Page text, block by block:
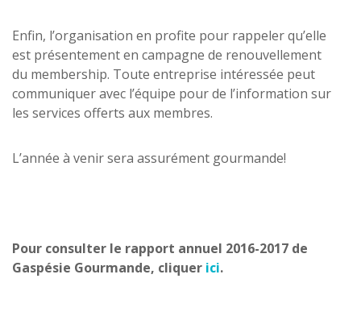
Enfin, l’organisation en profite pour rappeler qu’elle
est présentement en campagne de renouvellement
du membership. Toute entreprise intéressée peut
communiquer avec l’équipe pour de l’information sur
les services offerts aux membres.
L’année à venir sera assurément gourmande!
Pour consulter le rapport annuel 2016-2017 de
Gaspésie Gourmande, cliquer ici.